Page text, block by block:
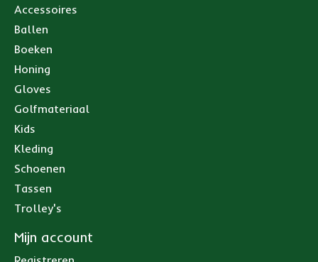
Accessoires
Ballen
Boeken
Honing
Gloves
Golfmateriaal
Kids
Kleding
Schoenen
Tassen
Trolley's
Mijn account